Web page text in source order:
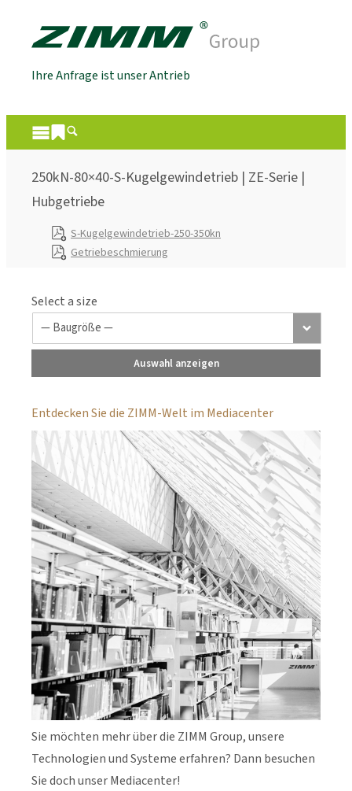
Ihre Anfrage ist unser Antrieb
250kN-80×40-S-Kugelgewindetrieb | ZE-Serie |
Hubgetriebe
S-Kugelgewindetrieb-250-350kn
Getriebeschmierung
Select a size
Auswahl anzeigen
Entdecken Sie die ZIMM-Welt im Mediacenter
Sie möchten mehr über die ZIMM Group, unsere
Technologien und Systeme erfahren? Dann besuchen
Sie doch unser Mediacenter!